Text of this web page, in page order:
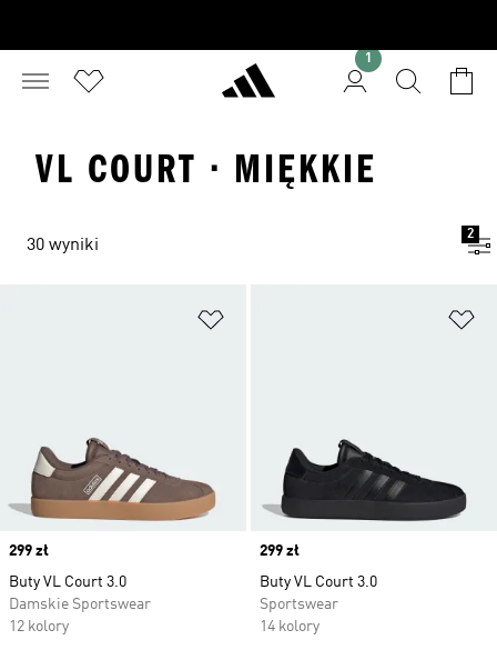
VL COURT · MIĘKKIE
30 wyniki
2
Price
299 zł
Buty VL Court 3.0
Damskie Sportswear
12 kolory
Price
299 zł
Buty VL Court 3.0
Sportswear
14 kolory